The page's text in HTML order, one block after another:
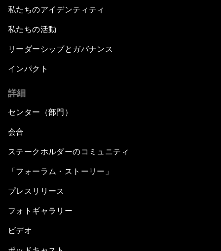
私たちのアイデンティティ
私たちの活動
リーダーシップとガバナンス
インパクト
詳細
センター（部門）
会合
ステークホルダーのコミュニティ
「フォーラム・ストーリー」
プレスリリース
フォトギャラリー
ビデオ